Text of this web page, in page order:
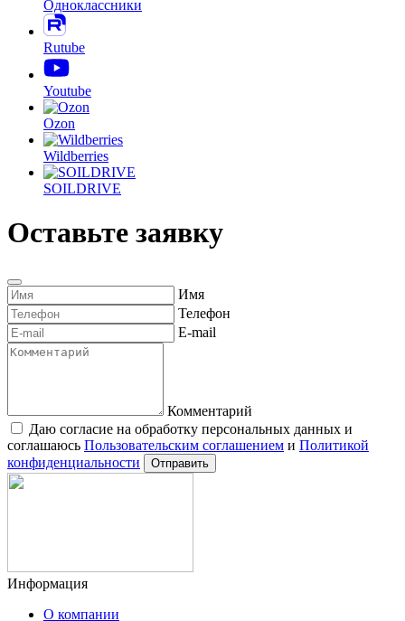
Одноклассники
Rutube
Youtube
Ozon
Wildberries
Оставьте заявку
Имя
Телефон
Комментарий
Даю согласие на обработку персональных данных и
соглашаюсьПользовательским соглашением
конфиденциальности